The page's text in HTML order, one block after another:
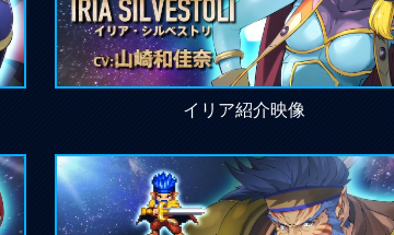
イリア紹介映像